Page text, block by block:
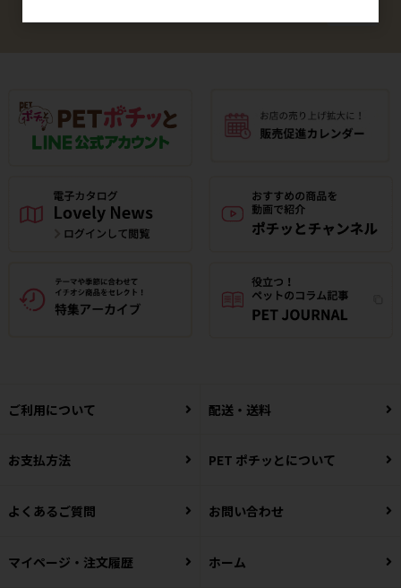
ご利用について 配送・送料
お支払方法 PET ポチッとについて
よくあるご質問 お問い合わせ
マイページ・注文履歴 ホーム